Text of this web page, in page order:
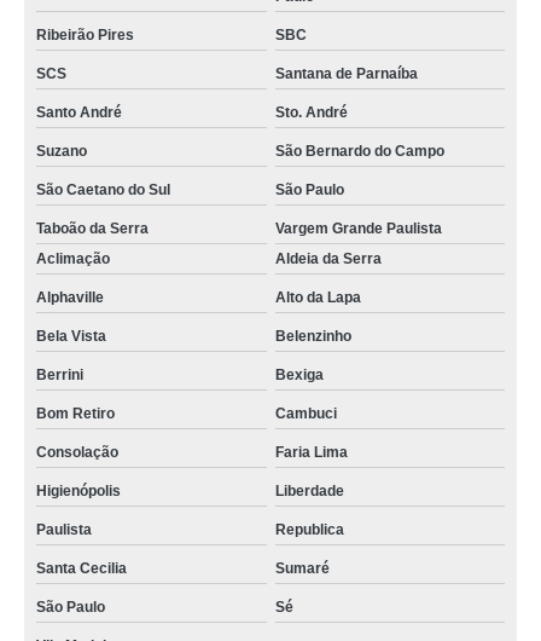
Ribeirão Pires SBC
SCS Santana de Parnaíba
Santo André Sto. André
Suzano São Bernardo do Campo
São Caetano do Sul São Paulo
Taboão da Serra
Vargem Grande Paulista
Aclimação
Aldeia da Serra
Alphaville Alto da Lapa
Bela Vista Belenzinho
Berrini Bexiga
Bom Retiro Cambuci
Consolação Faria Lima
Higienópolis Liberdade
Paulista Republica
Santa Cecilia Sumaré
São Paulo Sé